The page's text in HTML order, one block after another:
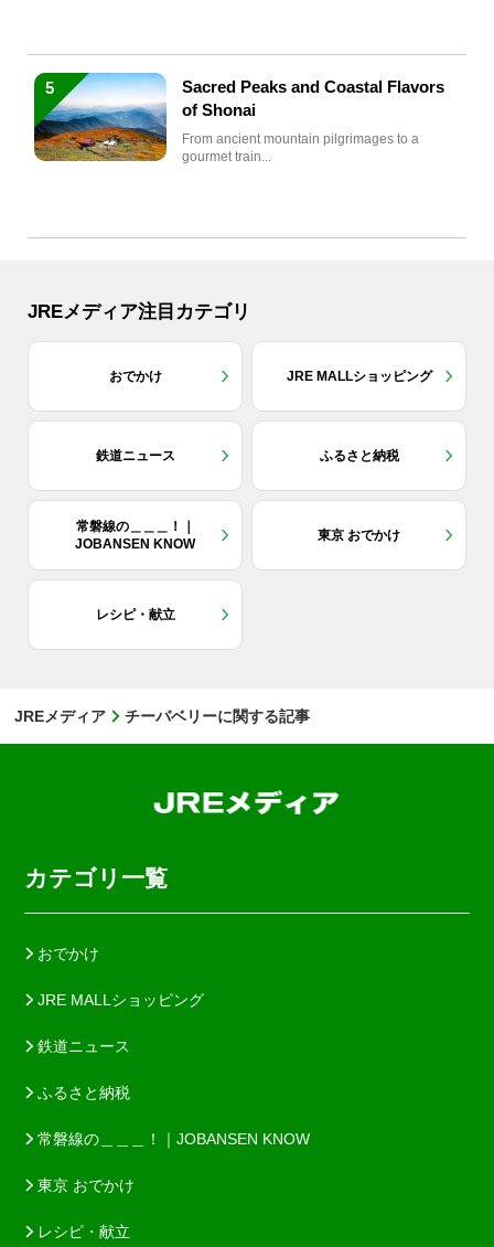
5
Sacred Peaks and Coastal Flavors
of Shonai
From ancient mountain pilgrimages to a
gourmet train...
JREメディア注目カテゴリ
おでかけ JRE MALLショッピング
鉄道ニュース ふるさと納税
常磐線の＿＿＿！｜
JOBANSEN KNOW
東京 おでかけ
レシピ・献立
JREメディア チーバベリーに関する記事
カテゴリ一覧
おでかけ
JRE MALLショッピング
鉄道ニュース
ふるさと納税
常磐線の＿＿＿！｜JOBANSEN KNOW
東京 おでかけ
レシピ・献立